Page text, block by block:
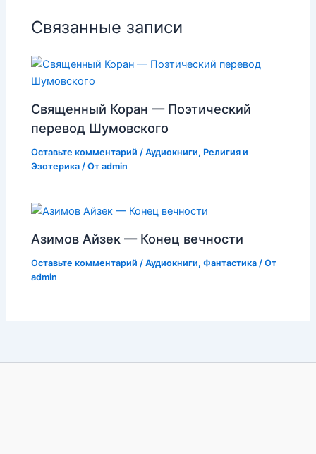
Связанные записи
Священный Коран — Поэтический
перевод Шумовского
Оставьте комментарий /Аудиокниги, Религия и
Эзотерика / Отadmin
Азимов Айзек — Конец вечности
Оставьте комментарий /Аудиокниги,Фантастика / От
admin